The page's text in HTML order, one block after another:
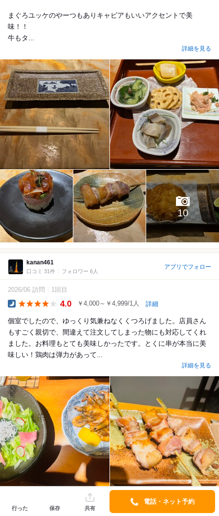
まぐろユッケのやーつもありキャビアもいいアクセントで美
味！！
牛もタ...
詳細を見る
10
kanan461
口コミ 31件 フォロワー 6人
アプリでフォロー
2026/06 訪問 1回目
4.0 ￥4,000～￥4,999/1人 詳細
個室でしたので、ゆっくり気兼ねなくくつろげました。店員さん
もすごく親切で、間違えて注文してしまった物にも対応してくれ
ました。お料理もとても美味しかったです。とくに串が本当に美
味しい！鶏肉は弾力があって...
詳細を見る
行った 保存 共有
電話・ネット予約